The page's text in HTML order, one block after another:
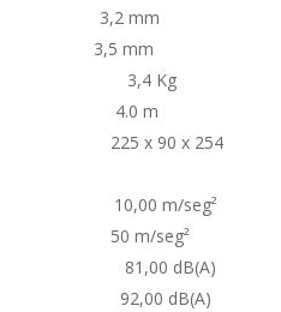
3,2 mm
mm 3,5 mm
Kg
cabo 4.0 m
225 x 90 x 254
10,00 m/seg²
1, 50 m/seg²
81,00 dB(A)
92,00 dB(A)